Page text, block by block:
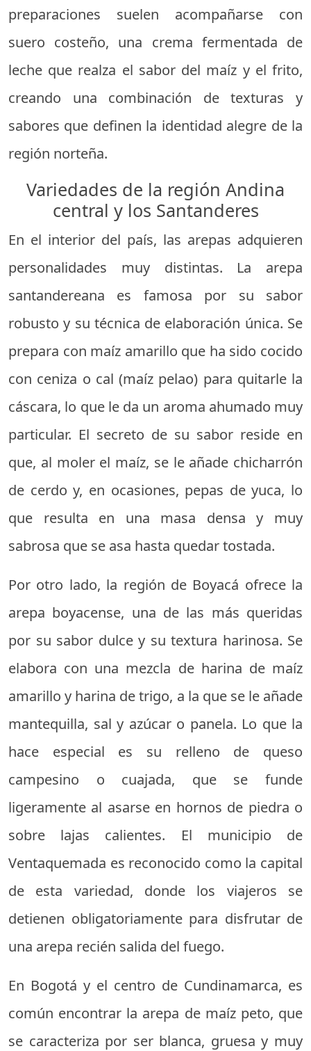
preparaciones suelen acompañarse con
suero costeño, una crema fermentada de
leche que realza el sabor del maíz y el frito,
creando una combinación de texturas y
sabores que definen la identidad alegre de la
región norteña.
Variedades de la región Andina
central y los Santanderes
En el interior del país, las arepas adquieren
personalidades muy distintas. La arepa
santandereana es famosa por su sabor
robusto y su técnica de elaboración única. Se
prepara con maíz amarillo que ha sido cocido
con ceniza o cal (maíz pelao) para quitarle la
cáscara, lo que le da un aroma ahumado muy
particular. El secreto de su sabor reside en
que, al moler el maíz, se le añade chicharrón
de cerdo y, en ocasiones, pepas de yuca, lo
que resulta en una masa densa y muy
sabrosa que se asa hasta quedar tostada.
Por otro lado, la región de Boyacá ofrece la
arepa boyacense, una de las más queridas
por su sabor dulce y su textura harinosa. Se
elabora con una mezcla de harina de maíz
amarillo y harina de trigo, a la que se le añade
mantequilla, sal y azúcar o panela. Lo que la
hace especial es su relleno de queso
campesino o cuajada, que se funde
ligeramente al asarse en hornos de piedra o
sobre lajas calientes. El municipio de
Ventaquemada es reconocido como la capital
de esta variedad, donde los viajeros se
detienen obligatoriamente para disfrutar de
una arepa recién salida del fuego.
En Bogotá y el centro de Cundinamarca, es
común encontrar la arepa de maíz peto, que
se caracteriza por ser blanca, gruesa y muy